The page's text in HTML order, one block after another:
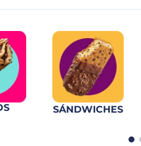
SÁNDWICHES